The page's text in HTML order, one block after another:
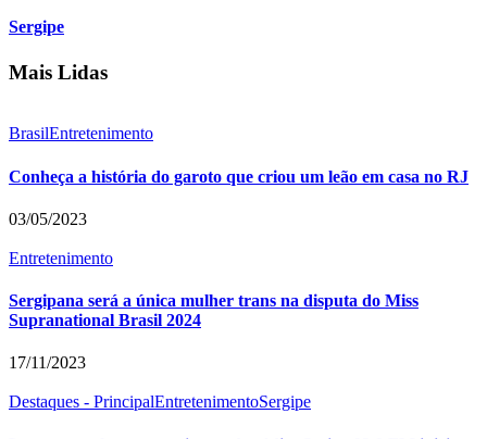
Sergipe
Mais Lidas
BrasilEntretenimento
Conheça a história do garoto que criou um leão em casa no RJ
03/05/2023
Entretenimento
Sergipana será a única mulher trans na disputa do Miss
Supranational Brasil 2024
17/11/2023
Destaques - PrincipalEntretenimentoSergipe